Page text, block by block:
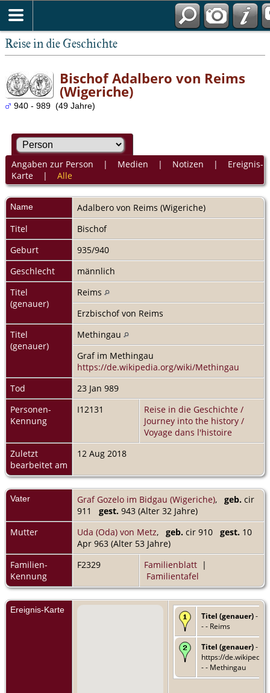
Reise in die Geschichte
Bischof Adalbero von Reims
(Wigeriche)
940 - 989 (49 Jahre)
Angaben zur Person | Medien | Notizen | Ereignis-
Karte| Alle
Name Adalbero von Reims (Wigeriche)
Titel
Bischof
Geburt
935/940
Geschlecht
männlich
Titel
(genauer)
Reims
Erzbischof von Reims
Titel
(genauer)
Methingau
Graf im Methingau
https://de.wikipedia.org/wiki/Methingau
Tod
23 Jan 989
Personen-
Kennung
I12131
Reise in die Geschichte /
Journey into the history /
Voyage dans l'histoire
Zuletzt
bearbeitet am
12 Aug 2018
Vater Graf Gozelo im Bidgau (Wigeriche), geb. cir
911 gest. 943 (Alter 32 Jahre)
Mutter
Uda (Oda) von Metz, geb. cir 910 gest. 10
Apr 963 (Alter 53 Jahre)
Familien-
Kennung
F2329 Familienblatt |
Familientafel
Ereignis-Karte
Titel (genauer)-
- - Reims
Titel (genauer)-
https://
- - Methingau